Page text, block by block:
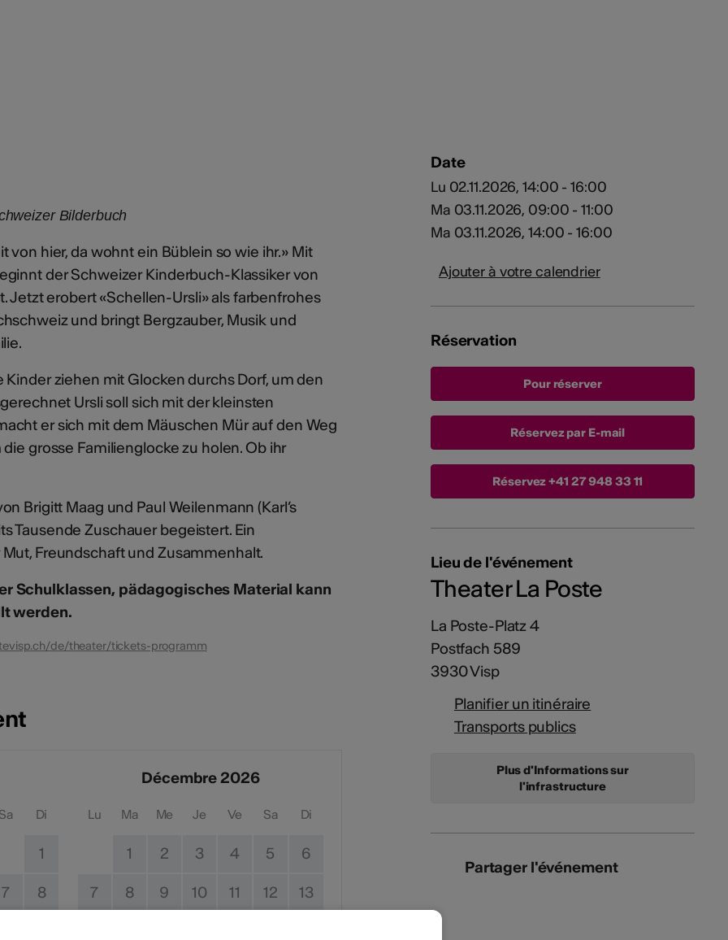
Bilderbuch
von hier, da wohnt ein Büblein so wie ihr.» Mit
der Schweizer Kinderbuch-Klassiker von
Jetzt erobert «Schellen-Ursli» als farbenfrohes
und bringt Bergzauber, Musik und
ziehen mit Glocken durchs Dorf, um den
Ursli soll sich mit der kleinsten
er sich mit dem Mäuschen Mür auf den Weg
grosse Familienglocke zu holen. Ob ihr
Brigitt Maag und Paul Weilenmann (Karl’s
Tausende Zuschauer begeistert. Ein
Freundschaft und Zusammenhalt.
Schulklassen, pädagogisches Material kann
werden.
de/theater/tickets-programm
Sa Di
1
7 8
Décembre 2026
Lu Ma Me Je Ve Sa Di
1 2 3 4 5 6
7 8 9 10 11 12 13
Date
Lu 02.11.2026, 14:00 - 16:00
Ma 03.11.2026, 09:00 - 11:00
Ma 03.11.2026, 14:00 - 16:00
Ajouter à votre calendrier
Réservation
Réservez par E-mail
Réservez+41 27 948 33 11
Lieu de l'événement
Theater La Poste
La Poste-Platz 4
Postfach 589
3930 Visp
Planifier un itinéraire
Transports publics
Plus d'Informations sur
l'infrastructure
Partager l'événement